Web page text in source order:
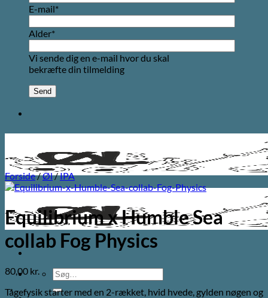
E-mail*
Alder*
Vi sende dig en e-mail hvor du skal
bekræfte din tilmelding
Søg
efter:
Forside/Øl/IPA
Equilibrium x Humble Sea
collab Fog Physics
80,00 kr.
Tågefysik starter med en 2-rækket, hvid hvede, gylden nøgen og